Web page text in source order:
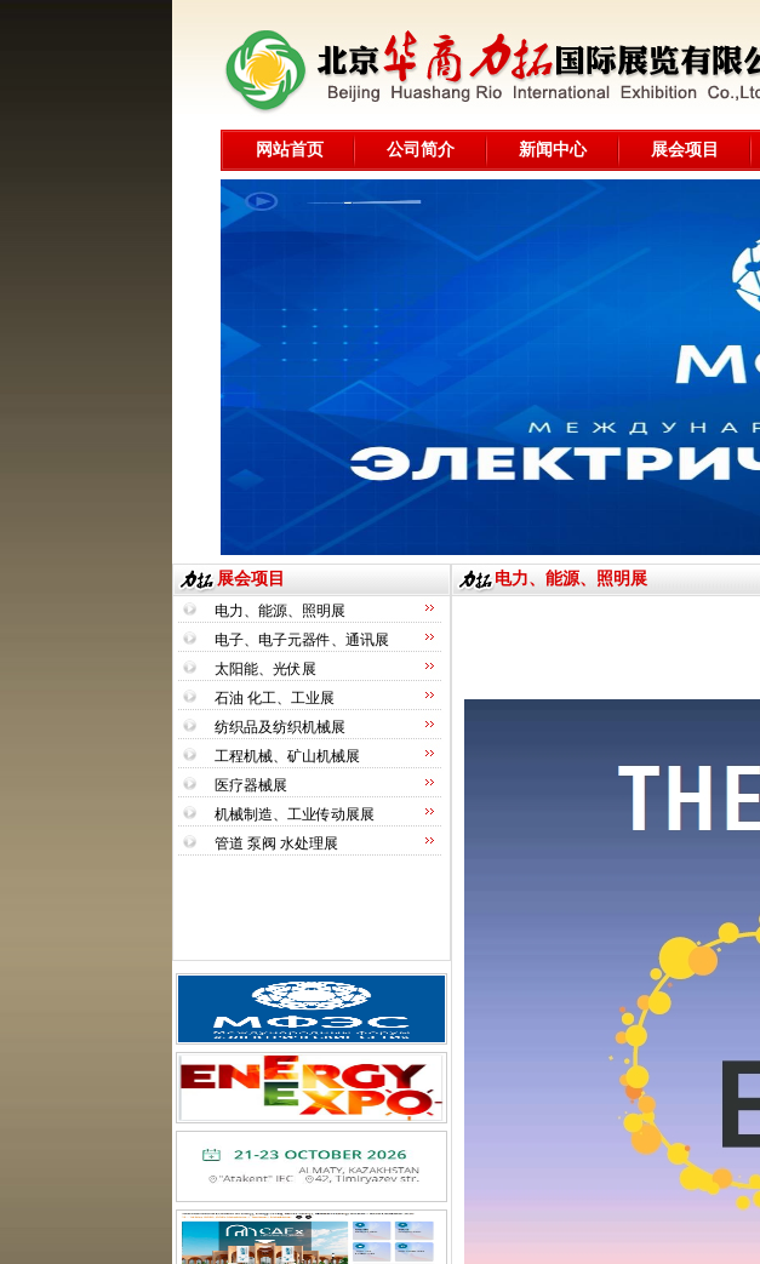
网站首页 公司简介 新闻中心 展会项目
展会项目
电力、能源、照明展
电子、电子元器件、通讯展
太阳能、光伏展
石油 化工、工业展
纺织品及纺织机械展
工程机械、矿山机械展
医疗器械展
机械制造、工业传动展展
管道 泵阀 水处理展
电力、能源、照明展